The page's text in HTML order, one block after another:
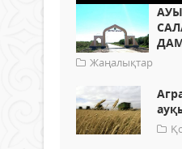
Жаңалықтар